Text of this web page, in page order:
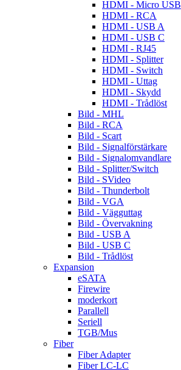
HDMI - Micro USB
HDMI - RCA
HDMI - USB A
HDMI - USB C
HDMI - RJ45
HDMI - Splitter
HDMI - Switch
HDMI - Uttag
HDMI - Skydd
HDMI - Trådlöst
Bild - MHL
Bild - RCA
Bild - Scart
Bild - Signalförstärkare
Bild - Signalomvandlare
Bild - Splitter/Switch
Bild - SVideo
Bild - Thunderbolt
Bild - VGA
Bild - Vägguttag
Bild - Övervakning
Bild - USB A
Bild - USB C
Bild - Trådlöst
Expansion
eSATA
Firewire
moderkort
Parallell
Seriell
TGB/Mus
Fiber
Fiber Adapter
Fiber LC-LC